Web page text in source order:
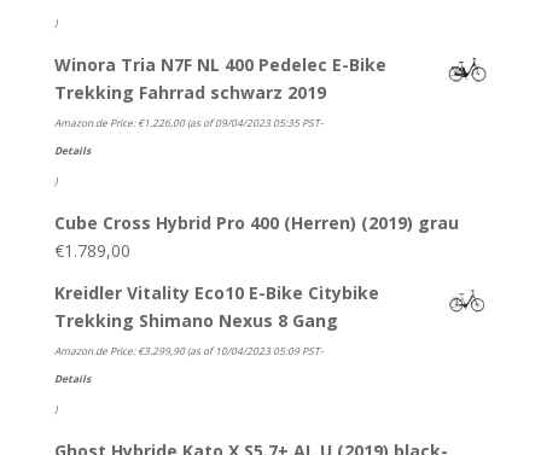
)
Winora Tria N7F NL 400 Pedelec E-Bike
Trekking Fahrrad schwarz 2019
Amazon.de Price:€1.226,00(as of 09/04/2023 05:35 PST-
Details
)
Cube Cross Hybrid Pro 400 (Herren) (2019) grau
€1.789,00
Kreidler Vitality Eco10 E-Bike Citybike
Trekking Shimano Nexus 8 Gang
Amazon.de Price:€3.299,90(as of 10/04/2023 05:09 PST-
Details
)
Ghost Hybride Kato X S5.7+ AL U (2019) black-